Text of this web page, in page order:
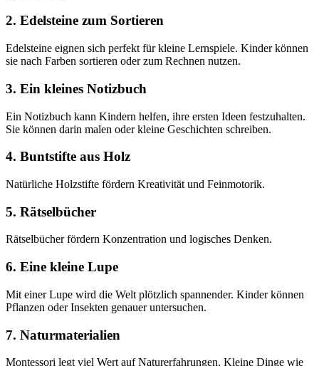
2. Edelsteine zum Sortieren
Edelsteine eignen sich perfekt für kleine Lernspiele. Kinder können
sie nach Farben sortieren oder zum Rechnen nutzen.
3. Ein kleines Notizbuch
Ein Notizbuch kann Kindern helfen, ihre ersten Ideen festzuhalten.
Sie können darin malen oder kleine Geschichten schreiben.
4. Buntstifte aus Holz
Natürliche Holzstifte fördern Kreativität und Feinmotorik.
5. Rätselbücher
Rätselbücher fördern Konzentration und logisches Denken.
6. Eine kleine Lupe
Mit einer Lupe wird die Welt plötzlich spannender. Kinder können
Pflanzen oder Insekten genauer untersuchen.
7. Naturmaterialien
Montessori legt viel Wert auf Naturerfahrungen. Kleine Dinge wie